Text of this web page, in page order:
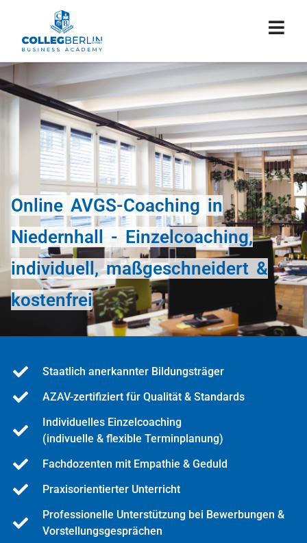
Online AVGS-Coaching in
Niedernhall - Einzelcoaching,
individuell, maßgeschneidert &
kostenfrei
Staatlich anerkannter Bildungsträger
AZAV-zertifiziert für Qualität & Standards
Individuelles Einzelcoaching
(indivuelle & flexible Terminplanung)
Fachdozenten mit Empathie & Geduld
Praxisorientierter Unterricht
Professionelle Unterstützung bei Bewerbungen &
Vorstellungsgesprächen